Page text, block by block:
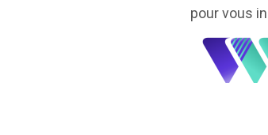
pour vous